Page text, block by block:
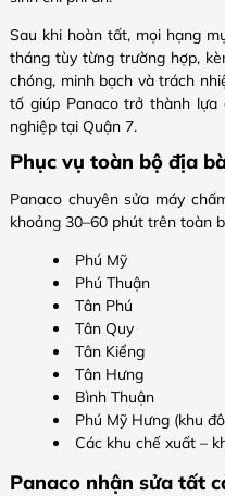
Sau khi hoàn tất, mọi hạng
tháng tùy từng trường hợp,
chóng, minh bạch và trách
tố giúp Panaco trở thành lựa
nghiệp tại Quận 7.
Phục vụ toàn bộ địa
Panaco chuyên sửa máy
khoảng 30–60 phút trên toàn
Phú Mỹ
Phú Thuận
Tân Phú
Tân Quy
Tân Kiểng
Tân Hưng
Bình Thuận
Phú Mỹ Hưng (khu
Các khu chế xuất –
Panaco nhận sửa tất